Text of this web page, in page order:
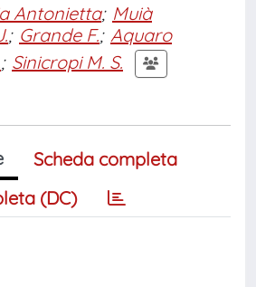
Antonietta; Muià
; Grande F.; Aquaro
; Sinicropi M. S.
Scheda completa
(DC)